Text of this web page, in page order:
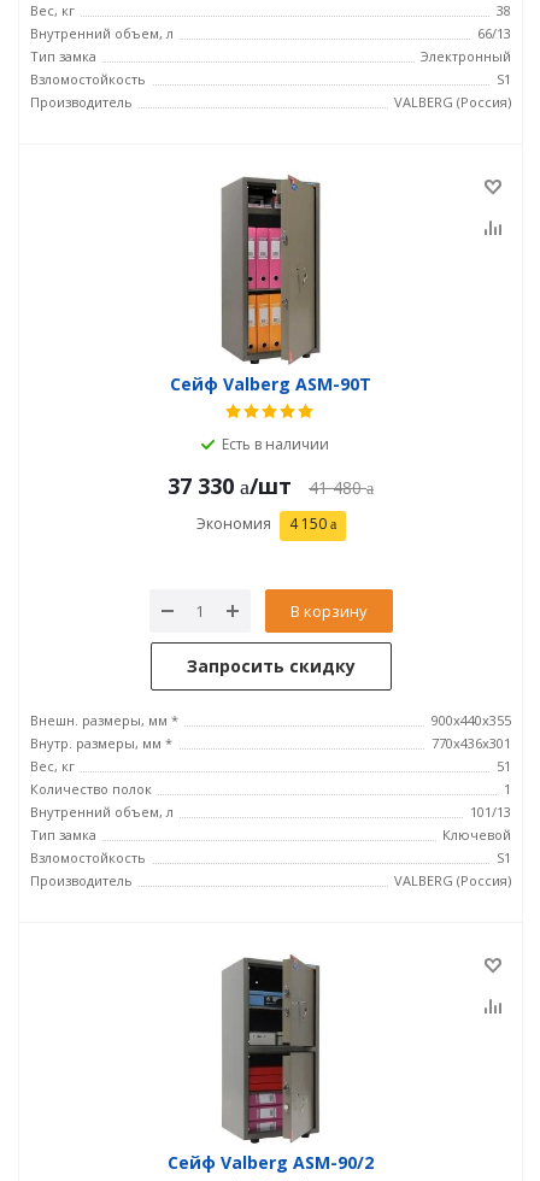
Вес, кг
38
Внутренний объем, л
66/13
Тип замка
Электронный
Взломостойкость
S1
Производитель
VALBERG (Россия)
Сейф Valberg ASM-90Т
Есть в наличии
37 330 /шт 41 480
Экономия 4 150
В корзину
Запросить скидку
Внешн. размеры, мм *
900x440x355
Внутр. размеры, мм *
770х436х301
Вес, кг
51
Количество полок
1
Внутренний объем, л
101/13
Тип замка
Ключевой
Взломостойкость
S1
Производитель
VALBERG (Россия)
Сейф Valberg ASM-90/2